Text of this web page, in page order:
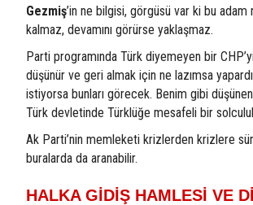
Gezmiş’in ne bilgisi, görgüsü var ki bu
kalmaz, devamını görürse yaklaşmaz.
Parti programında Türk diyemeyen bir
düşünür ve geri almak için ne lazımsa
istiyorsa bunları görecek. Benim gibi
Türk devletinde Türklüğe mesafeli bir
Ak Parti’nin memleketi krizlerden krizlere
buralarda da aranabilir.
HALKA GİDİŞ HAMLESİ VE